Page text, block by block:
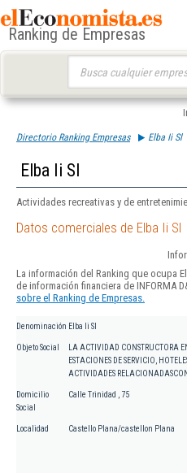
Ranking de Empresas
Directorio Ranking Empresas Elba Ii Sl
Elba Ii Sl
Actividades recreativas y de
Datos comerciales de Elba Ii Sl
La información del Ranking que ocupa
de información financiera de INFORMA
sobre el Ranking de Empresas.
Denominación Elba Ii Sl
Objeto Social
LA ACTIVIDAD CONSTRUCTORA
ESTACIONES DE SERVICIO,
ACTIVIDADES
Domicilio
Social
Calle Trinidad , 75
Localidad Castello Plana/castellon Plana